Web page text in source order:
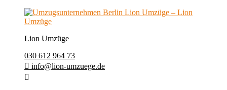
Lion Umzüge
030 612 964 73
info@lion-umzuege.de